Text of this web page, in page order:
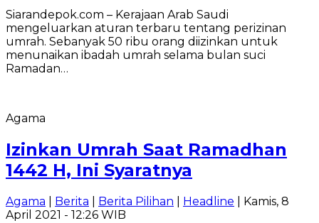
Siarandepok.com – Kerajaan Arab Saudi
mengeluarkan aturan terbaru tentang perizinan
umrah. Sebanyak 50 ribu orang diizinkan untuk
menunaikan ibadah umrah selama bulan suci
Ramadan…
Agama
Izinkan Umrah Saat Ramadhan
1442 H, Ini Syaratnya
Agama Berita Berita Pilihan Headline | Kamis, 8
April 2021 - 12:26 WIB